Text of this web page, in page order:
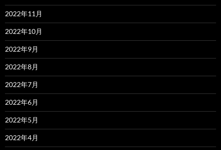
2022年11月
2022年10月
2022年9月
2022年8月
2022年7月
2022年6月
2022年5月
2022年4月